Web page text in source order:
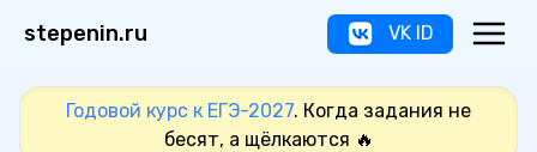
stepenin.ru VK ID
Годовой курс к ЕГЭ-2027. Когда задания не
бесят, а щёлкаются 🔥